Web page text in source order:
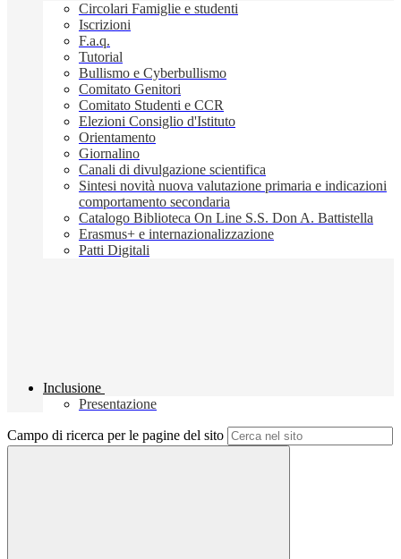
Circolari Famiglie e studenti
Iscrizioni
F.a.q.
Tutorial
Bullismo e Cyberbullismo
Comitato Genitori
Comitato Studenti e CCR
Elezioni Consiglio d'Istituto
Orientamento
Giornalino
Canali di divulgazione scientifica
Sintesi novità nuova valutazione primaria e indicazioni
comportamento secondaria
Catalogo Biblioteca On Line S.S. Don A. Battistella
Erasmus+ e internazionalizzazione
Patti Digitali
Inclusione
Presentazione
Campo di ricerca per le pagine del sito